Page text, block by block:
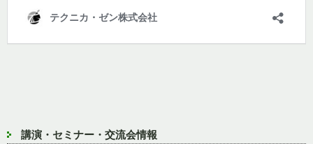
講演・セミナー・交流会情報